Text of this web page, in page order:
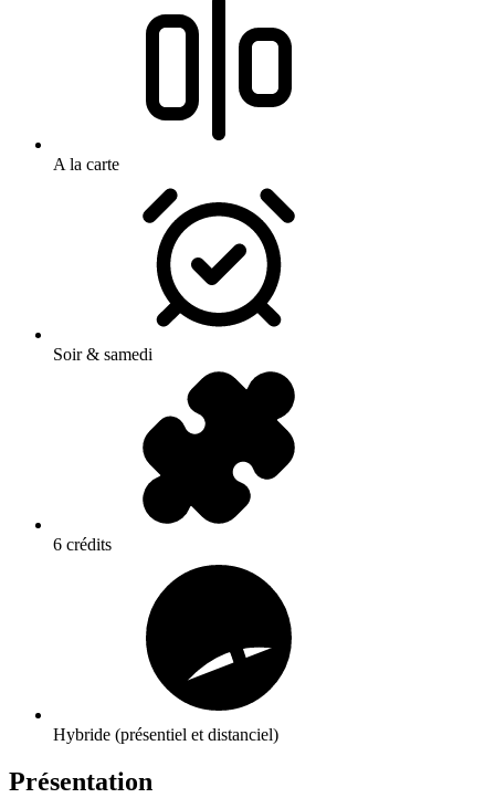
A la carte
Soir & samedi
6 crédits
Hybride (présentiel et distanciel)
Présentation